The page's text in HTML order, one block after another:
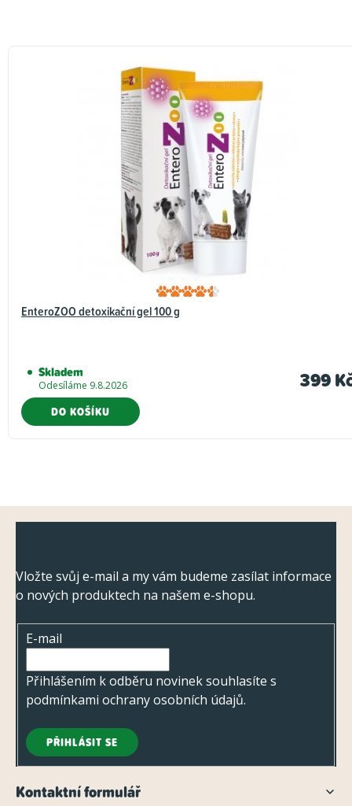
EnteroZOO detoxikační gel 100 g
Skladem
Odesíláme 9.8.2026 399
DO KOŠÍKU
Vložte svůj e-mail a my vám budeme zasílat informace
o nových produktech na našem e-shopu.
E-mail
Přihlášením k odběru novinek souhlasíte s
podmínkami ochrany osobních údajů.
PŘIHLÁSIT SE
Kontaktní formulář